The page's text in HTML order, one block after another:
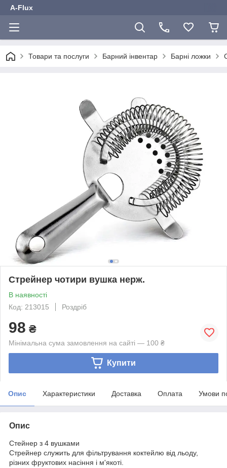
A-Flux
Товари та послуги Барний інвентар Барні ложки
Стрейнер чотири вушка нерж.
В наявності
Код: 213015
Роздріб
98 ₴
Мінімальна сума замовлення на сайті — 100 ₴
Купити
Опис Характеристики Доставка Оплата Умови
Опис
Стейнер з 4 вушками
Стрейнер служить для фільтрування коктейлю від льоду,
різних фруктових насіння і м'якоті.